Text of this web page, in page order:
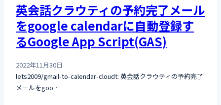
英会話クラウティの予約完了メール
をgoogle calendarに自動登録す
るGoogle App Script(GAS)
2022年11月30日
lets2009/gmail-to-calendar-cloudt: 英会話クラウティの予約完了
メールをgoo…